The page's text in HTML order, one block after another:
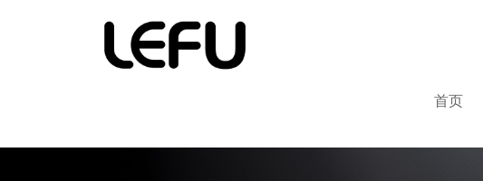
首页